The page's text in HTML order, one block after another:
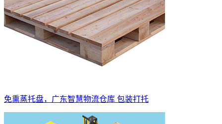
免熏蒸托盘，广东智慧物流仓库 包装打托